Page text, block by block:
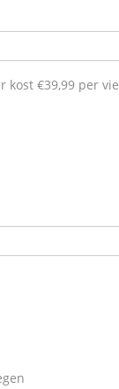
kost €39,99 per